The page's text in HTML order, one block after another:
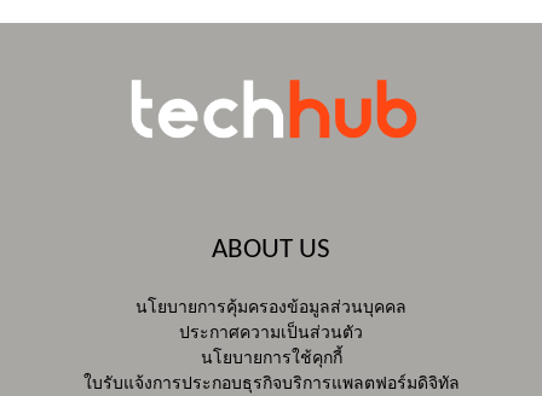
ABOUT US
นโยบายการคุ้มครองข้อมูลส่วนบุคคล
ประกาศความเป็นส่วนตัว
นโยบายการใช้คุกกี้
ใบรับแจ้งการประกอบธุรกิจบริการแพลตฟอร์มดิจิทัล